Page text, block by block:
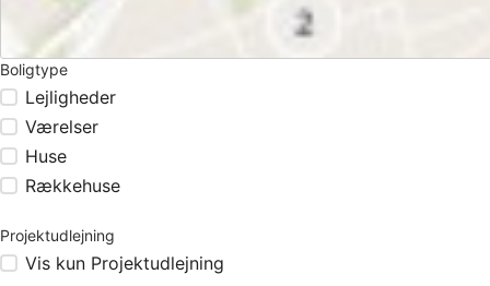
Boligtype
Lejligheder
Værelser
Huse
Rækkehuse
Projektudlejning
Vis kun Projektudlejning